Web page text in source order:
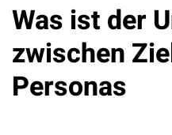
Was ist der
zwischen
Personas